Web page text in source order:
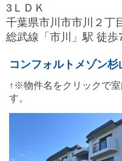
3ＬＤＫ
千葉県市川市市川２丁
総武線「市川」駅 徒歩
コンフォルトメゾン杉
↑※物件名をクリックで
す。